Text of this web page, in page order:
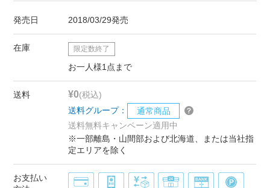
発売日 2018/03/29発売
在庫 限定数終了
お一人様1点まで
送料 ¥0(税込)
送料グループ：
通常商品
送料無料キャンペーン適用中
※一部離島・山間部および北海道、または当社指
定エリアを除く
お支払い